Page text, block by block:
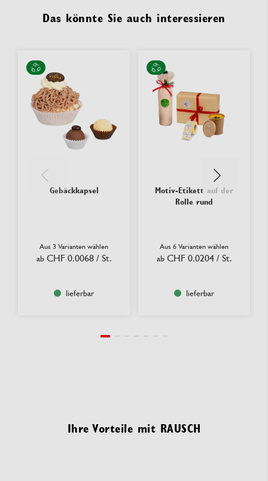
Das könnte Sie auch interessieren
Gebäckkapsel
Aus 3 Varianten wählen
ab CHF 0.0068 / St.
lieferbar
Motiv-Etikett auf der
Rolle rund
Aus 6 Varianten wählen
ab CHF 0.0204 / St.
lieferbar
Ihre Vorteile mit RAUSCH